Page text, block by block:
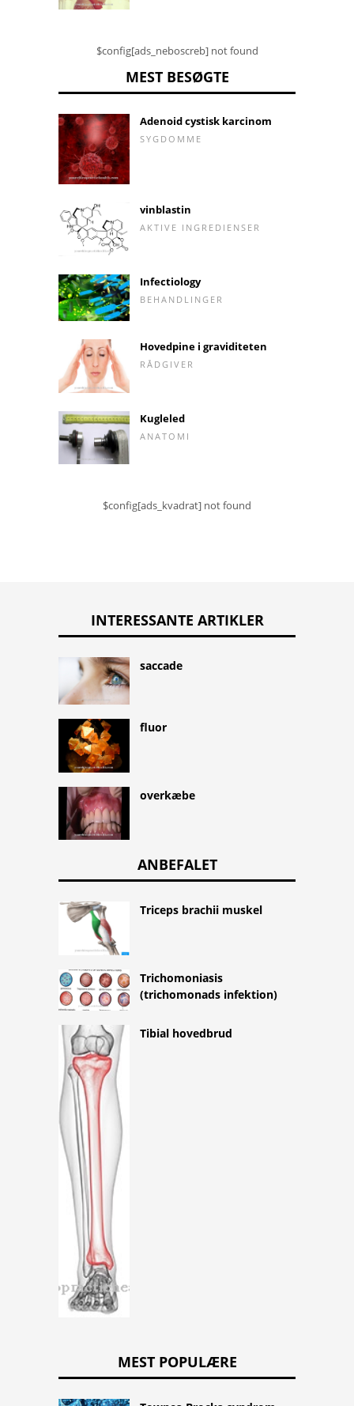
$config[ads_neboscreb] not found
MEST BESØGTE
Adenoid cystisk karcinom
SYGDOMME
vinblastin
AKTIVE INGREDIENSER
Infectiology
BEHANDLINGER
Hovedpine i graviditeten
RÅDGIVER
Kugleled
ANATOMI
$config[ads_kvadrat] not found
INTERESSANTE ARTIKLER
saccade
fluor
overkæbe
ANBEFALET
Triceps brachii muskel
Trichomoniasis
(trichomonads infektion)
Tibial hovedbrud
MEST POPULÆRE